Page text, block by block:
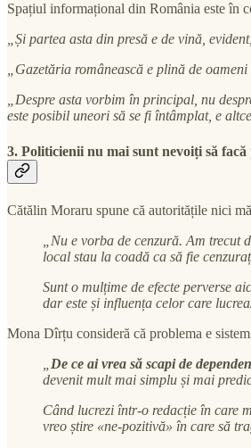
Spațiul informațional din România este în
„Și partea asta din presă e de vină,
„Gazetăria românească e plină de
„Despre asta vorbim în principal, nu
este posibil uneori să se fi întâmplat, e
3. Politicienii nu mai sunt nevoiți să
Cătălin Moraru spune că autoritățile nici
„Nu e vorba de cenzură. Am
local stau la coadă ca să fie
Sunt o mulțime de efecte perverse
dar este și influența celor care
Mona Dîrțu consideră că problema e
De ce ai vrea să scapi de
devenit mult mai simplu și mai
Când lucrezi într-o redacție în care
vreo știre «ne-pozitivă» în care să